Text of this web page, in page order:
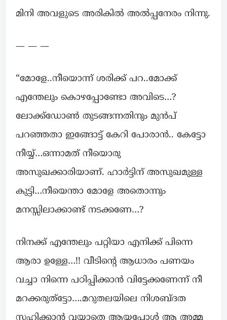
മിനി അവളുടെ അരികിൽ അൽപ്പനേരം നിന്നു.
— — —
“മോളേ..നീയൊന്ന് ശരിക്ക് പറ..മോക്ക്
എന്തേലും കൊഴപ്പോണ്ടോ അവിടെ…?
ലോക്ക്ഡോൺ തുടങ്ങന്നതിനും മുന്‍പ്
പറഞ്ഞതാ ഇങ്ങോട്ട് കേറി പോരാൻ.. കേട്ടോ
നീയ്യ്…ഒന്നാമത് നീയൊരു
അസുഖക്കാരിയാണ്. ഹാർട്ടിന് അസുഖമുള്ള
കുട്ടി…നീയെന്താ മോളേ അതൊന്നും
മനസ്സിലാക്കാണ്ട് നടക്കണേ…?
നിനക്ക് എന്തേലും പറ്റിയാ എനിക്ക് പിന്നെ
ആരാ ഉള്ളേ…!! വീടിന്റെ ആധാരം പണയം
വച്ചാ നിന്നെ പഠിപ്പിക്കാൻ വിട്ടേക്കണേന്ന് നീ
മറക്കരുത്ട്ടോ….മറുതലയിലെ നിശബ്ദത
സഹിക്കാൻ വയ്യാതെ ആയപ്പോൾ ആ അമ്മ